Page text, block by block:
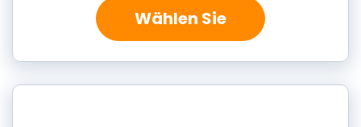
Wählen Sie